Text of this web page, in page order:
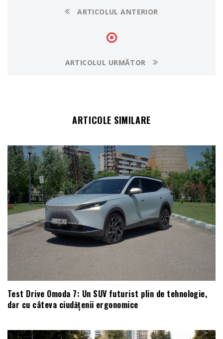
ARTICOLUL ANTERIOR
ARTICOLUL URMĂTOR
ARTICOLE SIMILARE
Test Drive Omoda 7: Un SUV futurist plin de tehnologie,
dar cu câteva ciudățenii ergonomice